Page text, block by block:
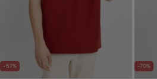
-57% -70%